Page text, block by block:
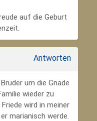
auf die Geburt
Antworten
um die Gnade
wieder zu
wird in meiner
marianisch werde.